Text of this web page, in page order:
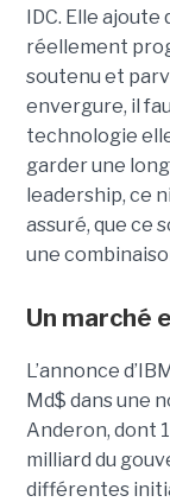
IDC. Elle ajoute
réellement
soutenu et
envergure, il
technologie
garder une
leadership, ce
assuré, que ce
une
Un marché
L’annonce
Md$ dans une
Anderon, dont
milliard du
différentes